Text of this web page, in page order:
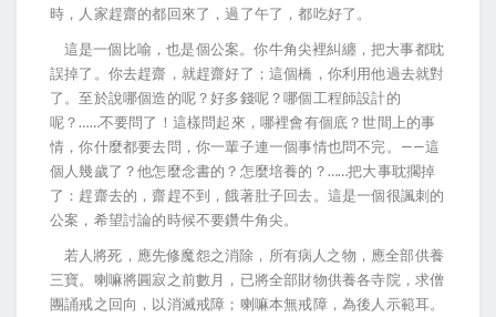
時，人家趕齋的都回來了，過了午了，都吃好了。
這是一個比喻，也是個公案。你牛角尖裡糾纏，把大事都耽
誤掉了。你去趕齋，就趕齋好了；這個橋，你利用他過去就對
了。至於說哪個造的呢？好多錢呢？哪個工程師設計的
呢？……不要問了！這樣問起來，哪裡會有個底？世間上的事
情，你什麼都要去問，你一輩子連一個事情也問不完。——這
個人幾歲了？他怎麼念書的？怎麼培養的？……把大事耽擱掉
了：趕齋去的，齋趕不到，餓著肚子回去。這是一個很諷刺的
公案，希望討論的時候不要鑽牛角尖。
若人將死，應先修魔怨之消除，所有病人之物，應全部供養
三寶。喇嘛將圓寂之前數月，已將全部財物供養各寺院，求僧
團誦戒之回向，以消滅戒障；喇嘛本無戒障，為後人示範耳。